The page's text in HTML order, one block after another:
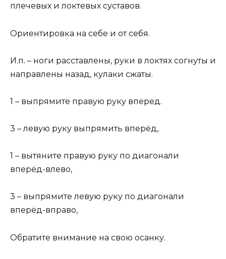
плечевых и локтевых суставов.
Ориентировка на себе и от себя.
И.п. – ноги расставлены, руки в локтях согнуты и
направлены назад, кулаки сжаты.
1 – выпрямите правую руку вперед.
3 – левую руку выпрямить вперёд,
1 – вытяните правую руку по диагонали
вперёд-влево,
3 – выпрямите левую руку по диагонали
вперёд-вправо,
Обратите внимание на свою осанку.